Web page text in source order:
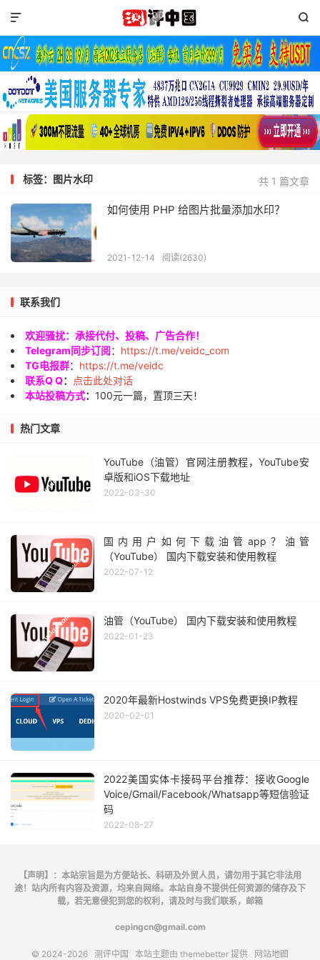


共 1 篇文章
标签：图片水印
如何使用 PHP 给图片批量添加水印？
2021-12-14 阅读(2630)
联系我们
欢迎骚扰：承接代付、投稿、广告合作！
Telegram同步订阅： https://t.me/veidc_com
TG电报群： https://t.me/veidc
联系Q Q：
点击此处对话
本站投稿方式： 100元一篇，置顶三天！
热门文章
YouTube（油管）官网注册教程，YouTube安
卓版和iOS下载地址
2022-03-30
国内用户如何下载油管app？油管
（YouTube） 国内下载安装和使用教程
2022-07-12
油管（YouTube） 国内下载安装和使用教程
2022-01-23
2020年最新Hostwinds VPS免费更换IP教程
2020-02-01
2022美国实体卡接码平台推荐：接收Google
Voice/Gmail/Facebook/Whatsapp等短信验证
码
2022-08-27
【声明】：本站宗旨是为方便站长、科研及外贸人员，请勿用于其它非法用
途！站内所有内容及资源，均来自网络。本站自身不提供任何资源的储存及下
载，若无意侵犯到您的权利，请及时与我们联系，邮箱
cepingcn@gmail.com
© 2024-2026 测评中国 本站主题由 themebetter 提供 网站地图